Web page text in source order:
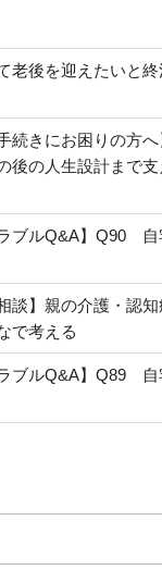
老後を迎えたいと
続きにお困りの方
後の人生設計まで
ブルQ&A】Q90
談】親の介護・認
で考える
ブルQ&A】Q89